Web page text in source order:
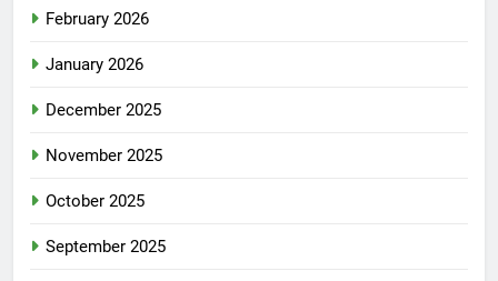
February 2026
January 2026
December 2025
November 2025
October 2025
September 2025